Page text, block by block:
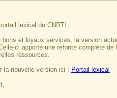
lexical du CNRTL,
et loyaux services, la version
ci apporte une refonte complète
ressources.
la nouvelle version ici : Portail lexical